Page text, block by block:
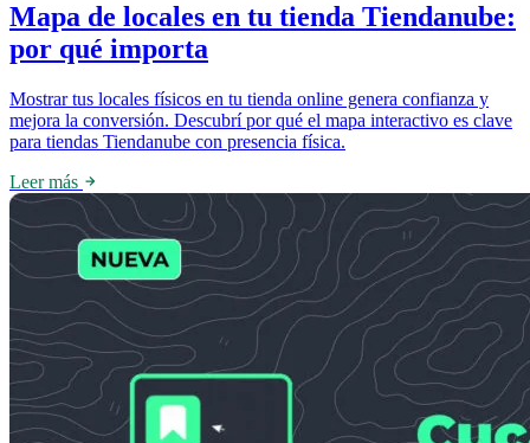
Mapa de locales en tu tienda Tiendanube:
por qué importa
Mostrar tus locales físicos en tu tienda online genera confianza y
mejora la conversión. Descubrí por qué el mapa interactivo es clave
para tiendas Tiendanube con presencia física.
Leer más